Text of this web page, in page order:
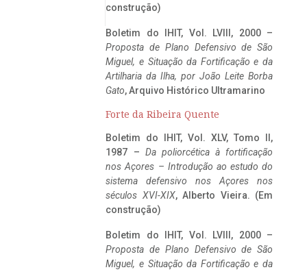
construção)
Boletim do IHIT, Vol. LVIII, 2000 –
Proposta de Plano Defensivo de São
Miguel, e Situação da Fortificação e da
Artilharia da Ilha, por João Leite Borba
Gato, Arquivo Histórico Ultramarino
Forte da Ribeira Quente
Boletim do IHIT, Vol. XLV, Tomo II,
1987 – Da poliorcética à fortificação
nos Açores – Introdução ao estudo do
sistema defensivo nos Açores nos
séculos XVI-XIX, Alberto Vieira. (Em
construção)
Boletim do IHIT, Vol. LVIII, 2000 –
Proposta de Plano Defensivo de São
Miguel, e Situação da Fortificação e da